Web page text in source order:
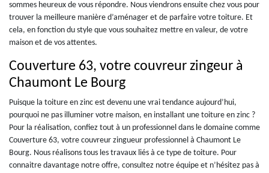
sommes heureux de vous répondre. Nous viendrons ensuite chez vous pour
trouver la meilleure manière d’aménager et de parfaire votre toiture. Et
cela, en fonction du style que vous souhaitez mettre en valeur, de votre
maison et de vos attentes.
Couverture 63, votre couvreur zingeur à
Chaumont Le Bourg
Puisque la toiture en zinc est devenu une vrai tendance aujourd’hui,
pourquoi ne pas illuminer votre maison, en installant une toiture en zinc ?
Pour la réalisation, confiez tout à un professionnel dans le domaine comme
Couverture 63, votre couvreur zingueur professionnel à Chaumont Le
Bourg. Nous réalisons tous les travaux liés à ce type de toiture. Pour
connaitre davantage notre offre, consultez notre équipe et n’hésitez pas à